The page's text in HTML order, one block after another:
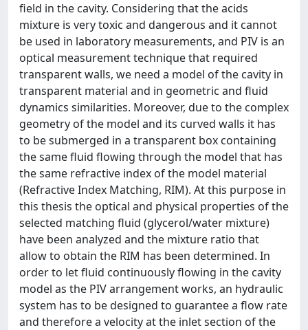
field in the cavity. Considering that the acids
mixture is very toxic and dangerous and it cannot
be used in laboratory measurements, and PIV is an
optical measurement technique that required
transparent walls, we need a model of the cavity in
transparent material and in geometric and fluid
dynamics similarities. Moreover, due to the complex
geometry of the model and its curved walls it has
to be submerged in a transparent box containing
the same fluid flowing through the model that has
the same refractive index of the model material
(Refractive Index Matching, RIM). At this purpose in
this thesis the optical and physical properties of the
selected matching fluid (glycerol/water mixture)
have been analyzed and the mixture ratio that
allow to obtain the RIM has been determined. In
order to let fluid continuously flowing in the cavity
model as the PIV arrangement works, an hydraulic
system has to be designed to guarantee a flow rate
and therefore a velocity at the inlet section of the